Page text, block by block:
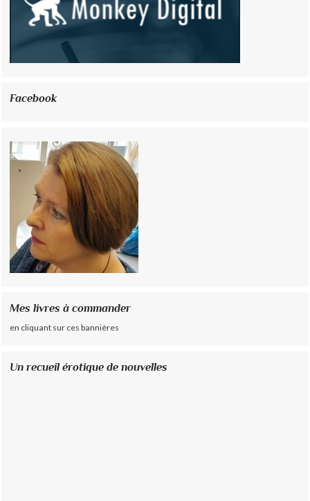
Facebook
Mes livres à commander
en cliquant sur ces bannières
Un recueil érotique de nouvelles